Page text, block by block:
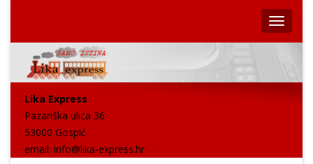
Lika Express
Pazariška ulica 36
53000 Gospić
email: info@lika-express.hr